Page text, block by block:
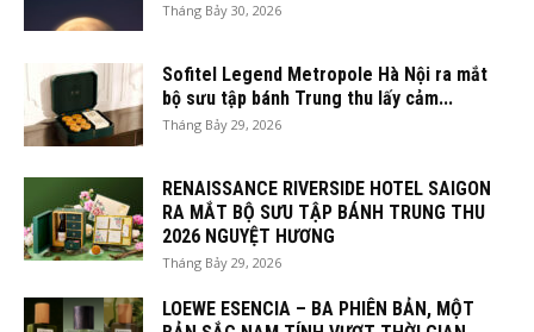
Tháng Bảy 30, 2026
Sofitel Legend Metropole Hà Nội ra mắt
bộ sưu tập bánh Trung thu lấy cảm...
Tháng Bảy 29, 2026
RENAISSANCE RIVERSIDE HOTEL SAIGON
RA MẮT BỘ SƯU TẬP BÁNH TRUNG THU
2026 NGUYỆT HƯƠNG
Tháng Bảy 29, 2026
LOEWE ESENCIA – BA PHIÊN BẢN, MỘT